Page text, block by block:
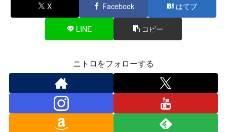
X Facebook はてブ
LINE コピー
ニトロをフォローする